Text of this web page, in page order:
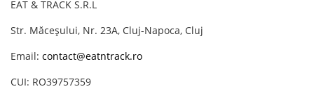
EAT & TRACK S.R.L
Str. Măceșului, Nr. 23A, Cluj-Napoca, Cluj
Email: contact@eatntrack.ro
CUI: RO39757359